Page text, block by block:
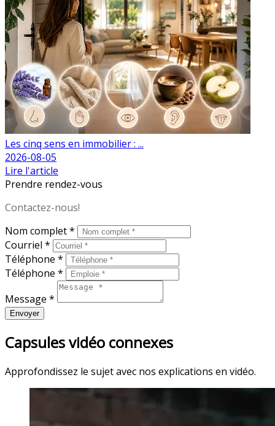
Les cinq sens en immobilier : ...
2026-08-05
Lire l'article
Prendre rendez-vous
Contactez-nous!
Nom complet *
Courriel *
Téléphone *
Téléphone *
Message *
Envoyer
Capsules vidéo connexes
Approfondissez le sujet avec nos explications en vidéo.